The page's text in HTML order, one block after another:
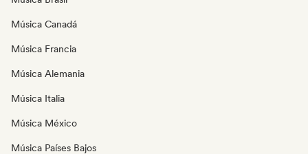
Música Canadá
Música Francia
Música Alemania
Música Italia
Música México
Música Países Bajos